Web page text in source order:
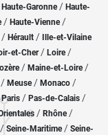
Haute-Garonne/ Haute-
/ Haute-Vienne/
/ Hérault / Ille-et-Vilaine
et-Cher/ Loire/
/ Maine-et-Loire/
Meuse/ Monaco /
Paris / Pas-de-Calais /
/ Rhône/
Seine-Maritime/ Seine-